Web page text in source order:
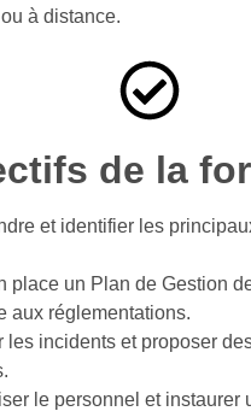
à distance.
de la
et identifier les
place un Plan de Gestion
aux réglementations.
les incidents et proposer
le personnel et instaurer